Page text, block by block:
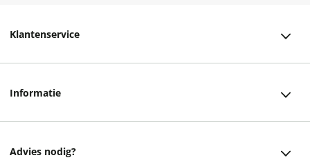
Klantenservice
Informatie
Advies nodig?